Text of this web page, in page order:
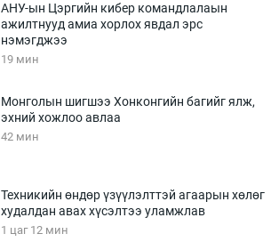
АНУ-ын Цэргийн кибер командлалаын
ажилтнууд амиа хорлох явдал эрс
нэмэгджээ
19 мин
Монголын шигшээ Хонконгийн багийг ялж,
эхний хожлоо авлаа
42 мин
Техникийн өндөр үзүүлэлттэй агаарын хөлөг
худалдан авах хүсэлтээ уламжлав
1 цаг 12 мин